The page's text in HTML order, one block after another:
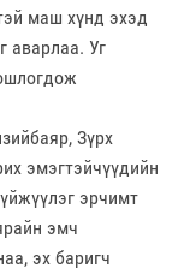
маш хүнд эхэд
аварлаа. Уг
Зүрх
эмэгтэйчүүдийн
эрчимт
эмч
эх баригч